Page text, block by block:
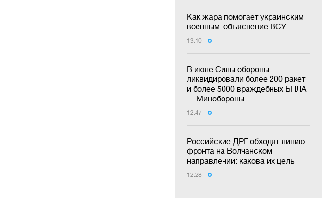
Как жара помогает украинским
военным: объяснение ВСУ
13:10
В июле Силы обороны
ликвидировали более 200 ракет
и более 5000 враждебных БПЛА
— Минобороны
12:47
Российские ДРГ обходят линию
фронта на Волчанском
направлении: какова их цель
12:28